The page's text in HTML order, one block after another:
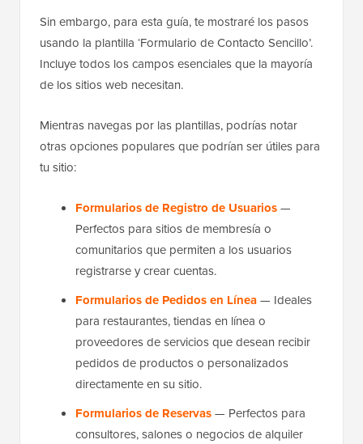
Sin embargo, para esta guía, te mostraré los pasos
usando la plantilla ‘Formulario de Contacto Sencillo’.
Incluye todos los campos esenciales que la mayoría
de los sitios web necesitan.
Mientras navegas por las plantillas, podrías notar
otras opciones populares que podrían ser útiles para
tu sitio:
Formularios de Registro de Usuarios—
Perfectos para sitios de membresía o
comunitarios que permiten a los usuarios
registrarse y crear cuentas.
Formularios de Pedidos en Línea— Ideales
para restaurantes, tiendas en línea o
proveedores de servicios que desean recibir
pedidos de productos o personalizados
directamente en su sitio.
Formularios de Reservas— Perfectos para
consultores, salones o negocios de alquiler